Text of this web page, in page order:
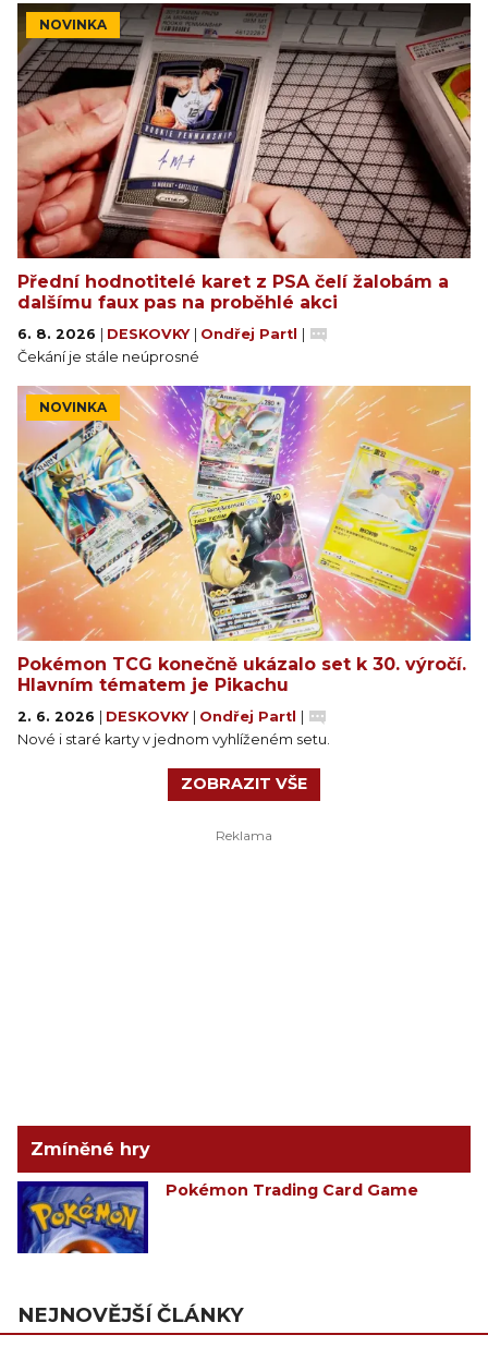
NOVINKA
Přední hodnotitelé karet z PSA čelí žalobám a
dalšímu faux pas na proběhlé akci
6. 8. 2026 DESKOVKY Ondřej Partl
Čekání je stále neúprosné
NOVINKA
Pokémon TCG konečně ukázalo set k 30. výročí.
Hlavním tématem je Pikachu
2. 6. 2026 DESKOVKY Ondřej Partl
Nové i staré karty v jednom vyhlíženém setu.
ZOBRAZIT VŠE
Zmíněné hry
Pokémon Trading Card Game
NEJNOVĚJŠÍ ČLÁNKY